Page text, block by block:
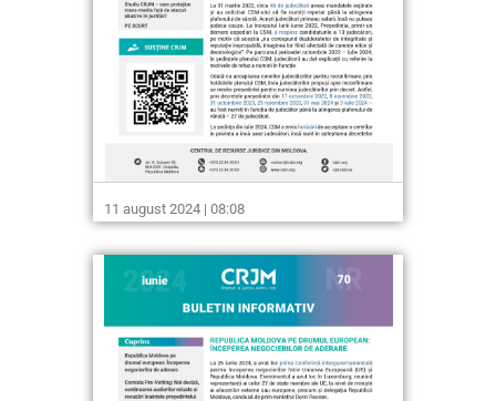
11 august 2024 | 08:08